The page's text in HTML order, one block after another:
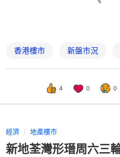
香港樓市 新盤市況
4 0 0
經濟 地產樓市
新地荃灣形瑨周六